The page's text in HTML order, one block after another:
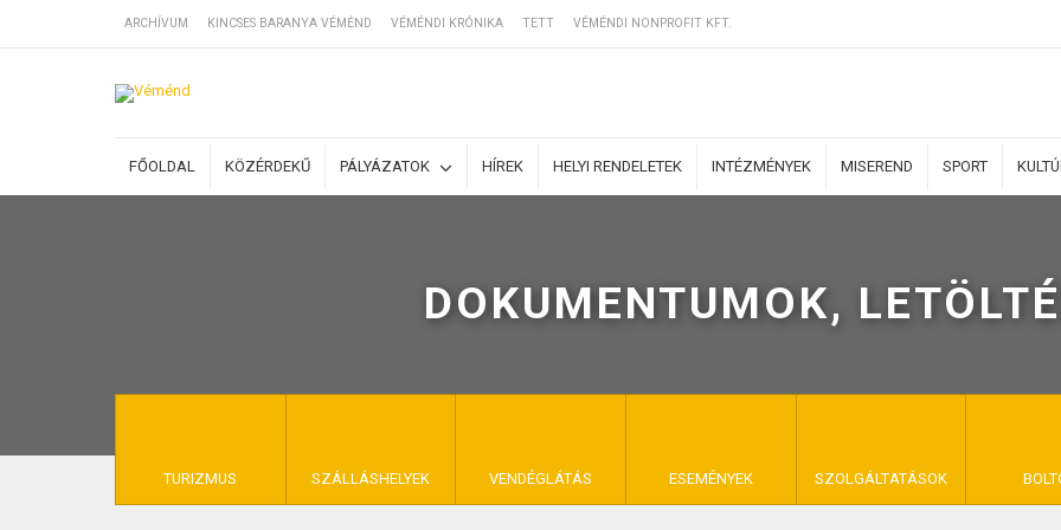
ARCHÍVUM KINCSES BARANYA VÉMÉND VÉMÉNDI KRÓNIKA TETT VÉMÉNDI NONPROFIT KFT.
FŐOLDAL KÖZÉRDEKŰ PÁLYÁZATOK HÍREK HELYI RENDELETEK INTÉZMÉNYEK MISEREND SPORT
DOKUMENTUMOK,
TURIZMUS SZÁLLÁSHELYEK VENDÉGLÁTÁS ESEMÉNYEK SZOLGÁLTATÁSOK
SZÁLLÁSOK
BEJEGYZÉSEK
ÁLTALÁNOS SZERZŐDÉSI
KINCSES BARANYA VÉMÉND